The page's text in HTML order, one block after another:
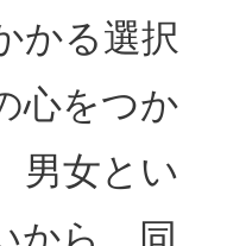
かる選択
心をつか
男女とい